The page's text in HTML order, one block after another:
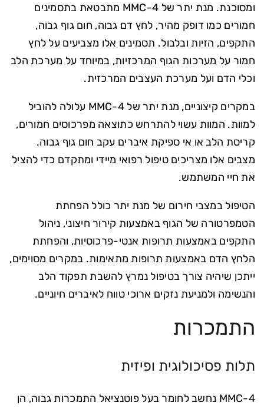
ומסוכנת. מנת יתר של 4-MMC מתבטאת בתסמינים
חמורים כמו דופק מהיר, לחץ דם גבוה, חום גוף גבוה,
התקפים, הזיות ובלבול. תסמינים אלו מצביעים על לחץ
חמור על מערכות הגוף המרכזיות, במיוחד על מערכת הלב
וכלי הדם ועל מערכת העצבים המרכזית.
במקרים קיצוניים, מנת יתר של 4-MMC עלולה להוביל
למוות. המוות עשוי להתרחש כתוצאה מפרכוסים חמורים,
קריסת הלב או אי ספיקת איברים עקב חום גוף גבוה.
מצבים אלו מצריכים טיפול רפואי מיידי ומתקדם כדי להציל
את חיי המשתמש.
הטיפול במצבי חירום של מנת יתר כולל הפחתת
הטמפרטורה של הגוף באמצעות קירור חיצוני, ניהול
התקפים באמצעות תרופות אנטי-פרכוסיות, והפחתת
הלחץ הדם באמצעות תרופות מתאימות. במקרים מסוימים,
ייתכן שיהיה צורך בטיפול נמרץ להשבת תפקוד הלב
והנשימה ולמניעת נזקים ארוכי טווח לאיברים חיוניים.
התמכרות
תלות פסיכולוגית ופיזית
4-MMC נחשב לחומר בעל פוטנציאל התמכרות גבוה, הן